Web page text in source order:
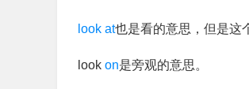
look at也是看的意思，但是这
look on是旁观的意思。